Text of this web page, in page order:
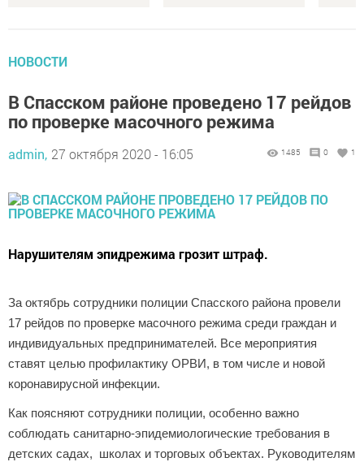
НОВОСТИ
В Спасском районе проведено 17 рейдов
по проверке масочного режима
admin, 27 октября 2020 - 16:05 1485 0 1
Нарушителям эпидрежима грозит штраф.
За октябрь сотрудники полиции Спасского района провели
17 рейдов по проверке масочного режима среди граждан и
индивидуальных предпринимателей. Все мероприятия
ставят целью профилактику ОРВИ, в том числе и новой
коронавирусной инфекции.
Как поясняют сотрудники полиции, особенно важно
соблюдать санитарно-эпидемиологические требования в
детских садах, школах и торговых объектах. Руководителям